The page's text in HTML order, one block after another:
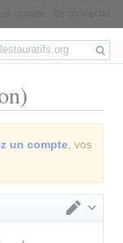
un compte, vos